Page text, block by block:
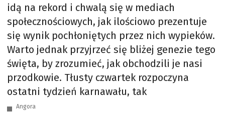
idą na rekord i chwalą się w mediach
społecznościowych, jak ilościowo prezentuje
się wynik pochłoniętych przez nich wypieków.
Warto jednak przyjrzeć się bliżej genezie tego
święta, by zrozumieć, jak obchodzili je nasi
przodkowie. Tłusty czwartek rozpoczyna
ostatni tydzień karnawału, tak
Angora